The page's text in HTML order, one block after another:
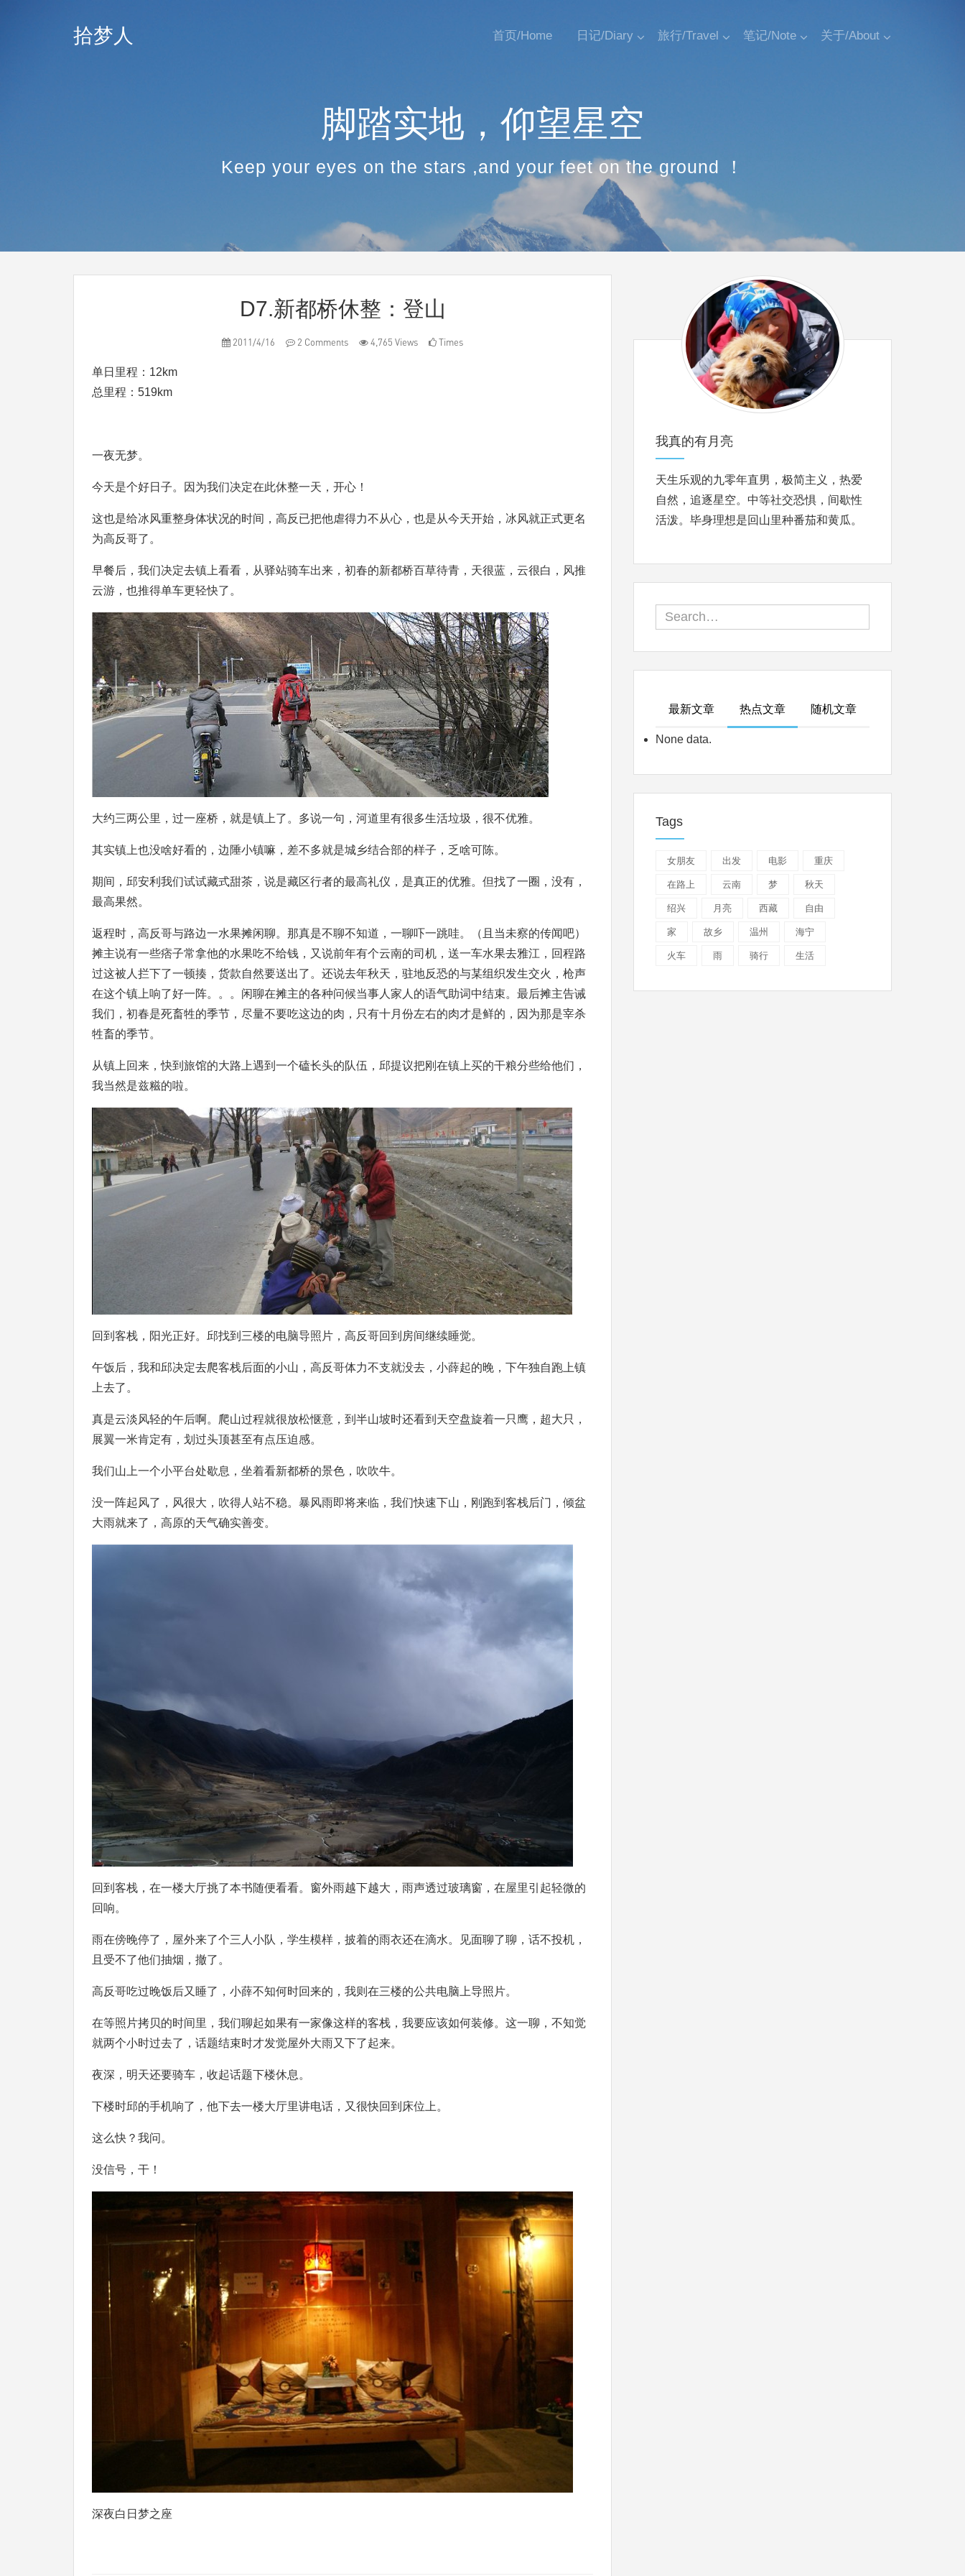
拾梦人 首页/Home 日记/Diary 旅行/Travel 笔记/Note 关于/About
脚踏实地，仰望星空
Keep your eyes on the stars ,and your feet on the ground ！
D7.新都桥休整：登山
2011/4/16 2 Comments 4,765 Views Times
单日里程：12km
总里程：519km
一夜无梦。
今天是个好日子。因为我们决定在此休整一天，开心！
这也是给冰风重整身体状况的时间，高反已把他虐得力不从心，也是从今天开始，冰风就正式更名
为高反哥了。
早餐后，我们决定去镇上看看，从驿站骑车出来，初春的新都桥百草待青，天很蓝，云很白，风推
云游，也推得单车更轻快了。
大约三两公里，过一座桥，就是镇上了。多说一句，河道里有很多生活垃圾，很不优雅。
其实镇上也没啥好看的，边陲小镇嘛，差不多就是城乡结合部的样子，乏啥可陈。
期间，邱安利我们试试藏式甜茶，说是藏区行者的最高礼仪，是真正的优雅。但找了一圈，没有，
最高果然。
返程时，高反哥与路边一水果摊闲聊。那真是不聊不知道，一聊吓一跳哇。（且当未察的传闻吧）
摊主说有一些痞子常拿他的水果吃不给钱，又说前年有个云南的司机，送一车水果去雅江，回程路
过这被人拦下了一顿揍，货款自然要送出了。还说去年秋天，驻地反恐的与某组织发生交火，枪声
在这个镇上响了好一阵。。。闲聊在摊主的各种问候当事人家人的语气助词中结束。最后摊主告诫
我们，初春是死畜牲的季节，尽量不要吃这边的肉，只有十月份左右的肉才是鲜的，因为那是宰杀
牲畜的季节。
从镇上回来，快到旅馆的大路上遇到一个磕长头的队伍，邱提议把刚在镇上买的干粮分些给他们，
我当然是兹糍的啦。
回到客栈，阳光正好。邱找到三楼的电脑导照片，高反哥回到房间继续睡觉。
午饭后，我和邱决定去爬客栈后面的小山，高反哥体力不支就没去，小薛起的晚，下午独自跑上镇
上去了。
真是云淡风轻的午后啊。爬山过程就很放松惬意，到半山坡时还看到天空盘旋着一只鹰，超大只，
展翼一米肯定有，划过头顶甚至有点压迫感。
我们山上一个小平台处歇息，坐着看新都桥的景色，吹吹牛。
没一阵起风了，风很大，吹得人站不稳。暴风雨即将来临，我们快速下山，刚跑到客栈后门，倾盆
大雨就来了，高原的天气确实善变。
回到客栈，在一楼大厅挑了本书随便看看。窗外雨越下越大，雨声透过玻璃窗，在屋里引起轻微的
回响。
雨在傍晚停了，屋外来了个三人小队，学生模样，披着的雨衣还在滴水。见面聊了聊，话不投机，
且受不了他们抽烟，撤了。
高反哥吃过晚饭后又睡了，小薛不知何时回来的，我则在三楼的公共电脑上导照片。
在等照片拷贝的时间里，我们聊起如果有一家像这样的客栈，我要应该如何装修。这一聊，不知觉
就两个小时过去了，话题结束时才发觉屋外大雨又下了起来。
夜深，明天还要骑车，收起话题下楼休息。
下楼时邱的手机响了，他下去一楼大厅里讲电话，又很快回到床位上。
这么快？我问。
没信号，干！
深夜白日梦之座
我真的有月亮
天生乐观的九零年直男，极简主义，热爱
自然，追逐星空。中等社交恐惧，间歇性
活泼。毕身理想是回山里种番茄和黄瓜。
最新文章 热点文章 随机文章
None data.
Tags
女朋友 出发 电影 重庆
在路上 云南 梦 秋天
绍兴 月亮 西藏 自由
家 故乡 温州 海宁
火车 雨 骑行 生活